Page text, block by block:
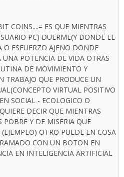
COINS....= ES QUE MIENTRAS
PC) DUERME(Y DONDE EL
O ESFUERZO AJENO DONDE
UNA POTENCIA DE VIDA OTRAS
DE MOVIMIENTO Y
TRABAJO QUE PRODUCE UN
VIRTUAL POSITIVO
SOCIAL - ECOLOGICO O
DECIR QUE MIENTRAS
Y DE MISERIA QUE
OTRO PUEDE EN COSA
CON UN BOTON EN
EN INTELIGENCIA ARTIFICIAL